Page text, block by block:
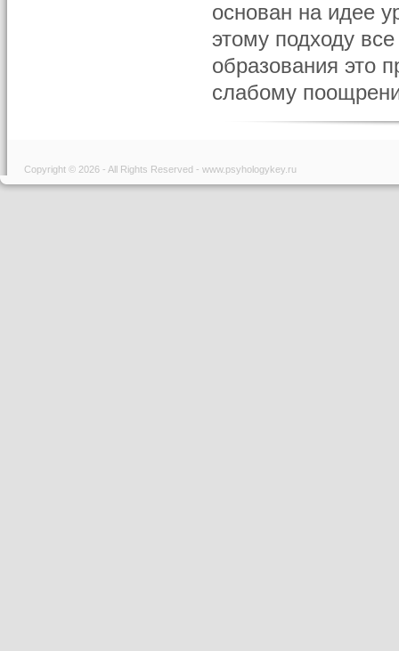
основан на идее
этому подходу
образования это
слабому
Copyright © 2026 - All Rights Reserved - www.psyhologykey.ru